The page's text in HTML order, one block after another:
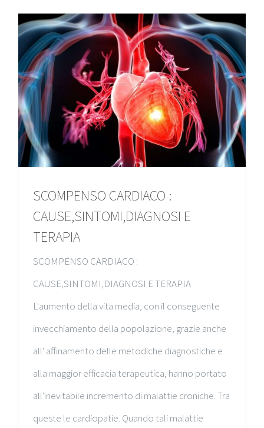
SCOMPENSO CARDIACO :
CAUSE,SINTOMI,DIAGNOSI E
TERAPIA
SCOMPENSO CARDIACO :
CAUSE,SINTOMI,DIAGNOSI E TERAPIA
L'aumento della vita media, con il conseguente
invecchiamento della popolazione, grazie anche
all' affinamento delle metodiche diagnostiche e
alla maggior efficacia terapeutica, hanno portato
all'inevitabile incremento di malattie croniche. Tra
queste le cardiopatie. Quando tali malattie